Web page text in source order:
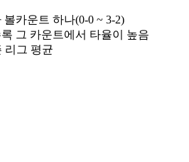
카운트 하나(0-0 ~ 3-2)
그 카운트에서 타율이 높음
리그 평균